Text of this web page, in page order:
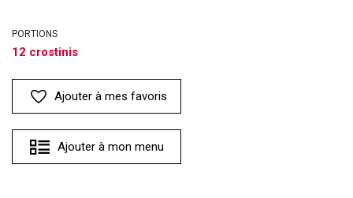
PORTIONS
12 crostinis
Ajouter à mes favoris
Ajouter à mon menu